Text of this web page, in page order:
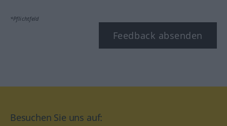
*Pflichtfeld
Feedback absenden
Besuchen Sie uns auf: